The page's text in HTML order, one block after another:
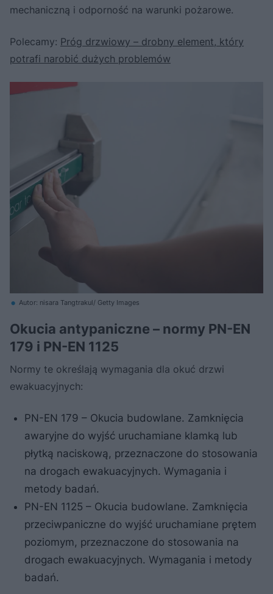
mechaniczną i odporność na warunki pożarowe.
Polecamy: Próg drzwiowy – drobny element, który
potrafi narobić dużych problemów
Autor: nisara Tangtrakul/ Getty Images
Okucia antypaniczne – normy PN-EN
179 i PN-EN 1125
Normy te określają wymagania dla okuć drzwi
ewakuacyjnych:
PN-EN 179 – Okucia budowlane. Zamknięcia
awaryjne do wyjść uruchamiane klamką lub
płytką naciskową, przeznaczone do stosowania
na drogach ewakuacyjnych. Wymagania i
metody badań.
PN-EN 1125 – Okucia budowlane. Zamknięcia
przeciwpaniczne do wyjść uruchamiane prętem
poziomym, przeznaczone do stosowania na
drogach ewakuacyjnych. Wymagania i metody
badań.